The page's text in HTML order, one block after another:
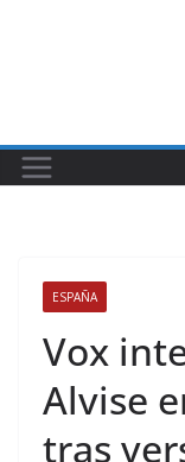
ESPAÑA
Vox
Alvise
tras